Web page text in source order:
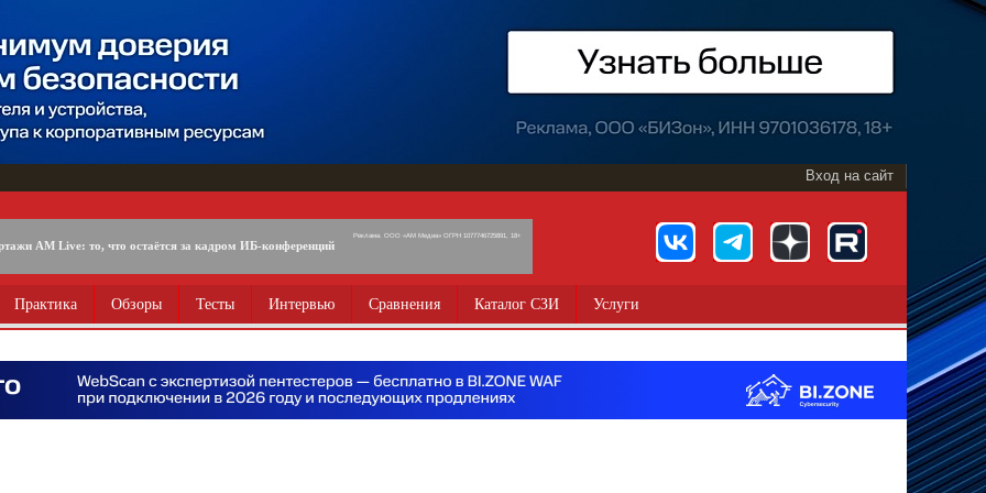
Вход на сайт
AM Live: то, что остаётся за кадром ИБ-конференций
Реклама. ООО «АМ Медиа» ОГРН 1077746725891, 18+
Практика Обзоры Тесты Интервью Сравнения Каталог СЗИ Услуги